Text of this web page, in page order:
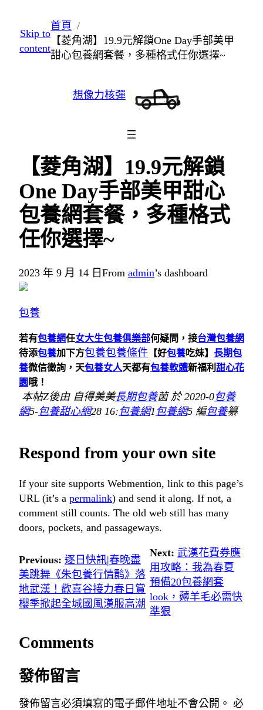
至
主
Skip to
content
首頁
【菱角湖】19.9元解鎖One Day手部美甲
甜心包養網套餐，多種格式任你選擇~
想像力核彈
【菱角湖】19.9元解鎖
One Day手部美甲甜心
包養網套餐，多種格式
任你選擇~
2023 年 9 月 14 日 From admin’s dashboard
包養
若有包養網任女大生包養俱樂部何疑問，接台灣包養網
待添包養加下方包養包養條件 【好包養吃妹】 長期包
養微信徵詢，天包養女人天都有包養軟體新福利 甜心花
園 哦！
本帖Z後由 自得美美長期包養菌 於 2020-0包養
網5-包養甜心網28 16: 包養網1 包養網5 編包養纂
Respond from your own site
If your site supports Webmention, link to this page’s
URL (it’s a permalink) and send it along. If not, a
comment still counts. The old web still has many
doors, pockets, and passageways.
Previous: 逐日快訊|春晚盡
美跳舞《朱包養行情鹮》落
地武漢！歡喜谷接力春日賞
櫻季掀起全城國風漢服高潮
Next: 武漢花費券應
用攻略：我為春夏
預備20包養網套
look，薅羊毛必需快
準狠
Comments
發佈留言
發佈留言必須填寫的電子郵件地址不會公開。 必